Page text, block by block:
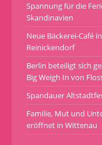
Spannung für die
Skandinavien
Neue Bäckerei-Café
Reinickendorf
Berlin beteiligt sich
Big Weigh In von
Spandauer
Familie, Mut und
eröffnet in Wittenau